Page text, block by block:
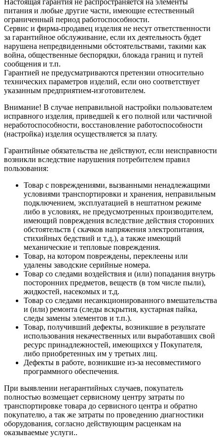
питания и любые другие части, имеющие естественный
ограниченный период работоспособности.
Сервис и фирма-продавец изделия не несут ответственности
за гарантийное обслуживание, если их деятельность будет
нарушена непредвиденными обстоятельствами, такими как
война, общественные беспорядки, блокада границ и путей
сообщения и т.п.
Гарантией не предусматриваются претензии относительно
технических параметров изделий, если оно соответствует
указанным предприятием-изготовителем.
Внимание! В случае неправильной настройки пользователем
исправного изделия, приведшей к его полной или частичной
неработоспособности, восстановление работоспособности
(настройка) изделия осуществляется за плату.
Гарантийные обязательства не действуют, если неисправности
возникли вследствие нарушения потребителем правил
пользования:
Товар с повреждениями, вызванными ненадлежащими
условиями транспортировки и хранения, неправильным
подключением, эксплуатацией в нештатном режиме
либо в условиях, не предусмотренных производителем,
имеющий повреждения вследствие действия сторонних
обстоятельств ( скачков напряжения электропитания,
стихийных бедствий и т.д.), а также имеющий
механические и тепловые повреждения.
Товар, на котором повреждены, переклеены или
удалены заводские серийные номера.
Товар со следами воздействия и (или) попадания внутрь
посторонних предметов, веществ (в том числе пыли),
жидкостей, насекомых и т.д.
Товар со следами несанкционированного вмешательства
и (или) ремонта (следы вскрытия, кустарная пайка,
следы замены элементов и т.п.).
Товар, получивший дефекты, возникшие в результате
использования некачественных или выработавших свой
ресурс принадлежностей, имеющихся у Покупателя,
либо приобретенных им у третьих лиц.
Дефекты в работе, возникшие из-за несовместимого
программного обеспечения.
При выявлении негарантийных случаев, покупатель
полностью возмещает сервисному центру затраты по
транспортировке товара до сервисного центра и обратно
покупателю, а так же затраты по проведению диагностики
оборудования, cогласно действующим расценкам на
оказываемые услуги..